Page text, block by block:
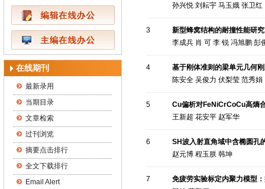
在线期刊
最新录用
当期目录
文章检索
过刊浏览
摘要点击排行
全文下载排行
Email Alert
孙兴悦 刘耘宇 马玉娥 张卫红
3
新型蜂窝结构的耐撞性能研究
李成兵 肖 可 李 锐 冯旭鹏 彭
4
基于刚体准则的梁单元几何
陈安全 吴俊力 伏梨莹 范秀娟
5
Cu偏析对FeNiCrCoCu高熵
王新超 花安平 赵军华
6
SH波入射直角域中含椭圆孔
赵元博 程玉朕 韩坤
7
免疲劳实验标定内聚力模型